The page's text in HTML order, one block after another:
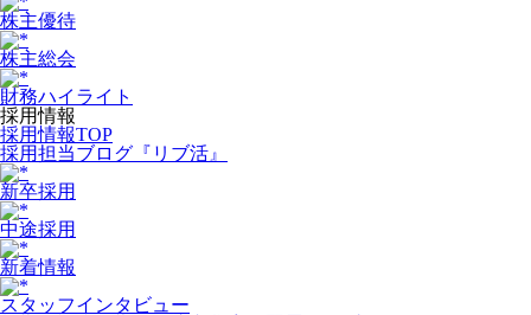
株主優待
株主総会
財務ハイライト
採用情報
採用情報TOP
採用担当ブログ『リブ活』
新卒採用
中途採用
新着情報
スタッフインタビュー